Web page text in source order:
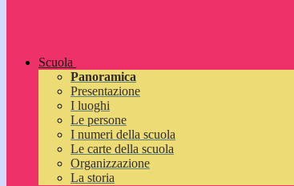
Scuola
Panoramica
Presentazione
I luoghi
Le persone
I numeri della scuola
Le carte della scuola
Organizzazione
La storia